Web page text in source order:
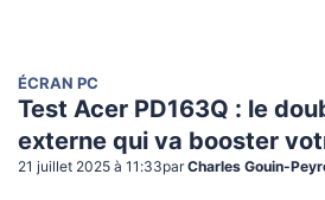
ÉCRAN PC
Test Acer PD163Q : le
externe qui va booster
21 juillet 2025 à 11:33par Charles Gouin-